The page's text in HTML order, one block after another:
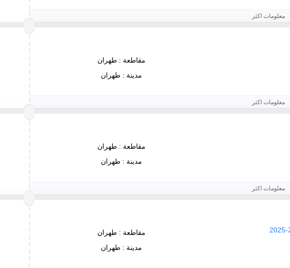
معلومات اكثر
مقاطعة : طهران
مدينة : طهران
معلومات اكثر
مقاطعة : طهران
مدينة : طهران
معلومات اكثر
مقاطعة : طهران
مدينة : طهران